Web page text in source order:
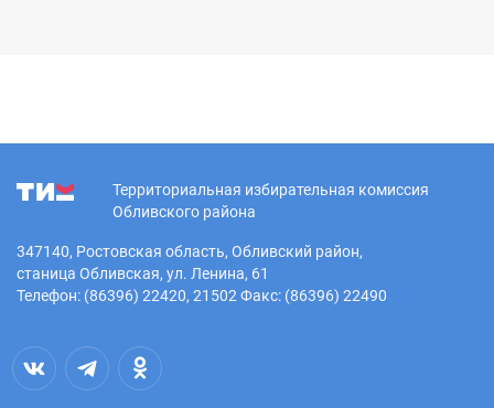
Территориальная избирательная комиссия
Обливского района
347140, Ростовская область, Обливский район,
станица Обливская, ул. Ленина, 61
Телефон: (86396) 22420, 21502 Факс: (86396) 22490